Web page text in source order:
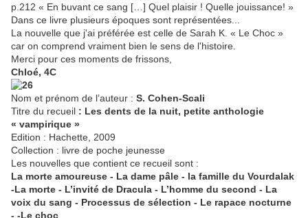
p.212 « En buvant ce sang […] Quel plaisir ! Quelle jouissance! »
Dans ce livre plusieurs époques sont représentées...
La nouvelle que j'ai préférée est celle de Sarah K. « Le Choc »
car on comprend vraiment bien le sens de l'histoire.
Merci pour ces moments de frissons,
Chloé, 4C
Nom et prénom de l’auteur : S. Cohen-Scali
Titre du recueil : Les dents de la nuit, petite anthologie
« vampirique »
Edition : Hachette, 2009
Collection : livre de poche jeunesse
Les nouvelles que contient ce recueil sont :
La morte amoureuse - La dame pâle - la famille du Vourdalak
-La morte - L’invité de Dracula - L’homme du second - La
voix du sang - Processus de sélection - Le rapace nocturne
- -Le choc